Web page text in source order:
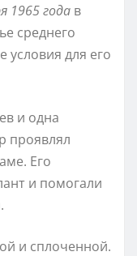
1965 года в
среднего
условия для его
и одна
проявлял
Его
и помогали
и сплоченной.